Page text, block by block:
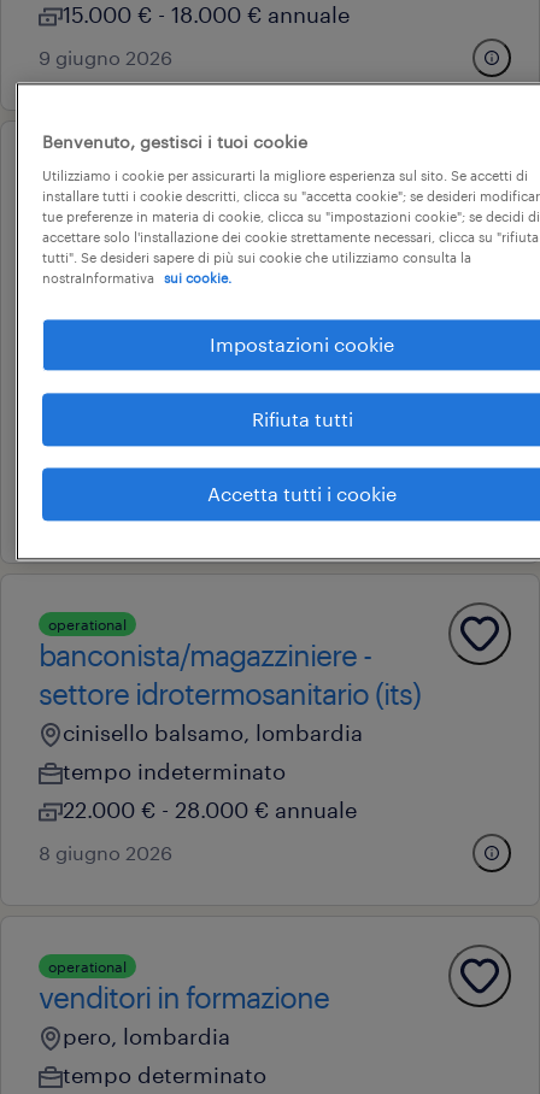
15.000 € - 18.000 € annuale
9 giugno 2026
operational
magazziniere mulettista (m / f /
nb)
lazzate, lombardia
tempo determinato
22.000 € - 28.000 € annuale
casella spa
8 giugno 2026
operational
banconista/magazziniere -
settore idrotermosanitario (its)
cinisello balsamo, lombardia
tempo indeterminato
22.000 € - 28.000 € annuale
8 giugno 2026
operational
venditori in formazione
pero, lombardia
tempo determinato
Benvenuto, gestisci i tuoi cookie
Utilizziamo i cookie per assicurarti la migliore esperienza sul sito. Se accetti di
installare tutti i cookie descritti, clicca su "accetta cookie"; se desideri
tue preferenze in materia di cookie, clicca su "impostazioni cookie"; se decidi di
accettare solo l'installazione dei cookie strettamente necessari, clicca su "rifiuta
tutti". Se desideri sapere di più sui cookie che utilizziamo consulta la
nostraInformativa
sui cookie.
Impostazioni cookie
Rifiuta tutti
Accetta tutti i cookie